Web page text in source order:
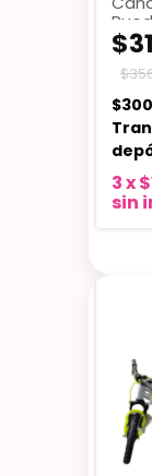
3x
sin